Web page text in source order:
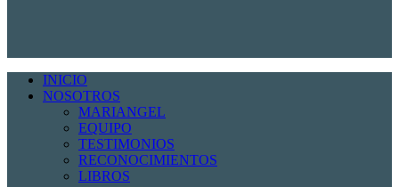
INICIO
NOSOTROS
MARIANGEL
EQUIPO
TESTIMONIOS
RECONOCIMIENTOS
LIBROS